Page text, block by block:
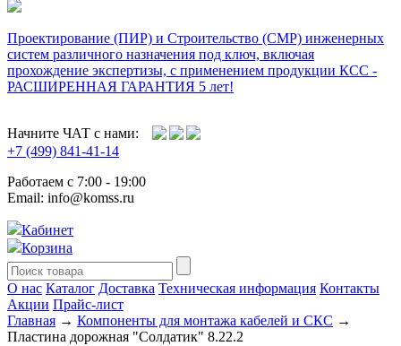
Проектирование (ПИР) и Cтроительство (СМР) инженерных
систем различного назначения под ключ, включая
прохождение экспертизы, с применением продукции КСС -
РАСШИРЕННАЯ ГАРАНТИЯ 5 лет!
Начните ЧАТ с нами:
+7 (499) 841-41-14
Работаем с 7:00 - 19:00
Email: info@komss.ru
Кабинет
Корзина
О нас Каталог Доставка Техническая информация Контакты
Акции Прайс-лист
Главная → Компоненты для монтажа кабелей и СКС →
Пластина дорожная "Солдатик" 8.22.2